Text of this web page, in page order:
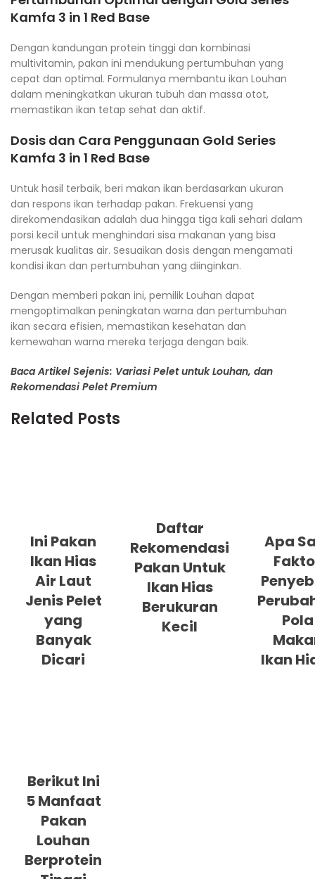
Kamfa 3 in 1 Red Base
Dengan kandungan protein tinggi dan kombinasi
multivitamin, pakan ini mendukung pertumbuhan yang
cepat dan optimal. Formulanya membantu ikan Louhan
dalam meningkatkan ukuran tubuh dan massa otot,
memastikan ikan tetap sehat dan aktif.
Dosis dan Cara Penggunaan Gold Series
Kamfa 3 in 1 Red Base
Untuk hasil terbaik, beri makan ikan berdasarkan ukuran
dan respons ikan terhadap pakan. Frekuensi yang
direkomendasikan adalah dua hingga tiga kali sehari dalam
porsi kecil untuk menghindari sisa makanan yang bisa
merusak kualitas air. Sesuaikan dosis dengan mengamati
kondisi ikan dan pertumbuhan yang diinginkan.
Dengan memberi pakan ini, pemilik Louhan dapat
mengoptimalkan peningkatan warna dan pertumbuhan
ikan secara efisien, memastikan kesehatan dan
kemewahan warna mereka terjaga dengan baik.
Baca Artikel Sejenis: Variasi Pelet untuk Louhan, dan
Rekomendasi Pelet Premium
Related Posts
Ini Pakan
Ikan Hias
Air Laut
Jenis Pelet
yang
Banyak
Dicari
Daftar
Rekomendasi
Pakan Untuk
Ikan Hias
Berukuran
Kecil
Apa
Pola
Ikan
Berikut Ini
5 Manfaat
Pakan
Louhan
Berprotein